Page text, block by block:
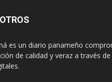
es un diario panameño
de calidad y veraz a través